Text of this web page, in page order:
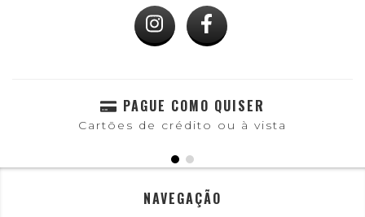
PAGUE COMO QUISER
Cartões de crédito ou à vista
NAVEGAÇÃO